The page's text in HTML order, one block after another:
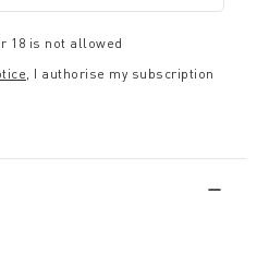
18 is not allowed
, I authorise my subscription